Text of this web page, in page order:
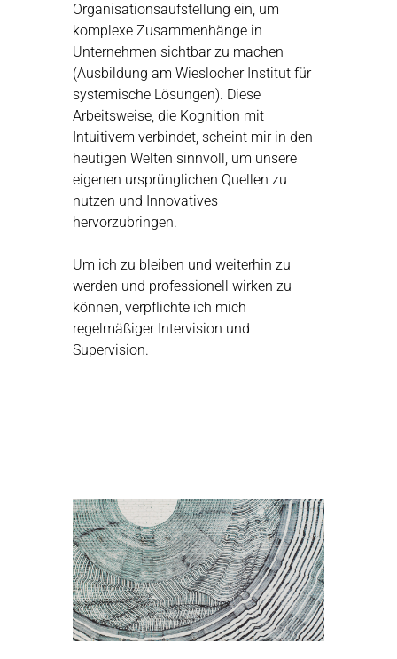
Organisationsaufstellung ein, um
komplexe Zusammenhänge in
Unternehmen sichtbar zu machen
(Ausbildung am Wieslocher Institut für
systemische Lösungen). Diese
Arbeitsweise, die Kognition mit
Intuitivem verbindet, scheint mir in den
heutigen Welten sinnvoll, um unsere
eigenen ursprünglichen Quellen zu
nutzen und Innovatives
hervorzubringen.
Um ich zu bleiben und weiterhin zu
werden und professionell wirken zu
können, verpflichte ich mich
regelmäßiger Intervision und
Supervision.